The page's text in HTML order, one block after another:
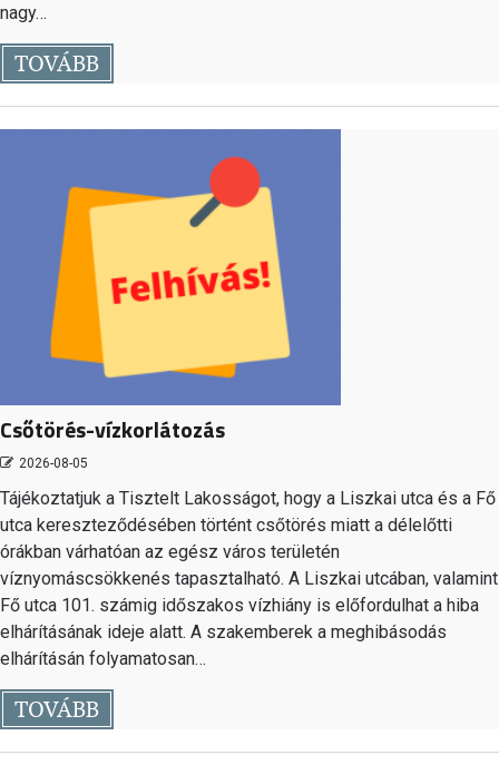
nagy…
TOVÁBB
Csőtörés-vízkorlátozás
2026-08-05
Tájékoztatjuk a Tisztelt Lakosságot, hogy a Liszkai utca és a Fő
utca kereszteződésében történt csőtörés miatt a délelőtti
órákban várhatóan az egész város területén
víznyomáscsökkenés tapasztalható. A Liszkai utcában,
Fő utca 101. számig időszakos vízhiány is előfordulhat a hiba
elhárításának ideje alatt. A szakemberek a meghibásodás
elhárításán folyamatosan…
TOVÁBB